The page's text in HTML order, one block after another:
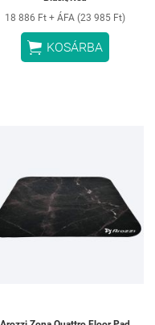
18 886 Ft + ÁFA (23 985 Ft)
 KOSÁRBA